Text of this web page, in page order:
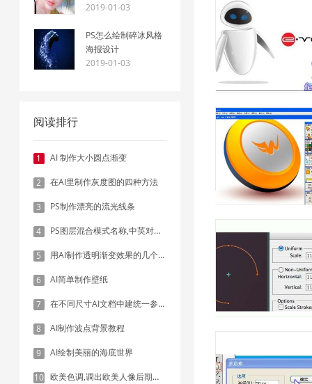
2019-01-03
PS怎么绘制碎冰风格
海报设计
2019-01-03
阅读排行
1 AI 制作大小圆点渐变
2 在AI里制作灰度图的四种方法
3 PS制作漂亮的流光线条
4 PS图层混合模式名称,中英对照表
5 用AI制作透明渐变效果的几个方法
6 AI简单制作壁纸
7 在不同尺寸AI文档中建统一参考线 - 方法1：对齐和分布
8 AI制作波点背景教程
9 AI绘制美丽的海底世界
10 欧美色调,调出欧美人像后期色调实例